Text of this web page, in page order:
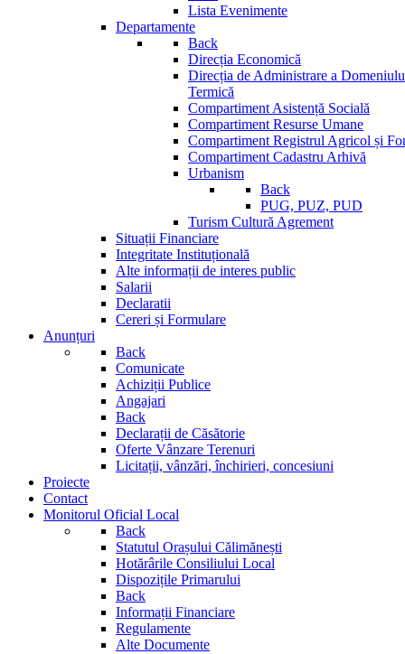
Lista Evenimente
Departamente
Back
Direcția Economică
Direcția de Administrare a
Termică
Compartiment Asistență Socială
Compartiment Resurse Umane
Compartiment Registrul Agricol și
Compartiment Cadastru Arhivă
Urbanism
Back
PUG, PUZ, PUD
Turism Cultură Agrement
Situații Financiare
Integritate Instituțională
Alte informații de interes public
Salarii
Declaratii
Cereri și Formulare
Anunțuri
Back
Comunicate
Achiziții Publice
Angajari
Back
Declarații de Căsătorie
Oferte Vânzare Terenuri
Licitații, vânzări, închirieri, concesiuni
Proiecte
Contact
Monitorul Oficial Local
Back
Statutul Orașului Călimănești
Hotărârile Consiliului Local
Dispozițile Primarului
Back
Informații Financiare
Regulamente
Alte Documente